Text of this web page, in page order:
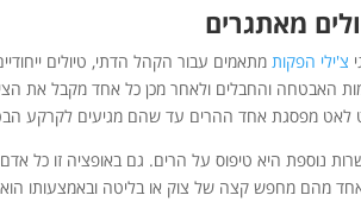
מאתגרים
צ'ילי הפקותמתאמים עבור הקהל הדתי, טיולים
האבטחה והחבלים ולאחר מכן כל אחד מקבל את
לאט מפסגת אחד ההרים עד שהם מגיעים לקרקע
נוספת היא טיפוס על הרים. גם באופציה זו כל
מהם מחפש קצה של צוק או בליטה ובאמצעותו